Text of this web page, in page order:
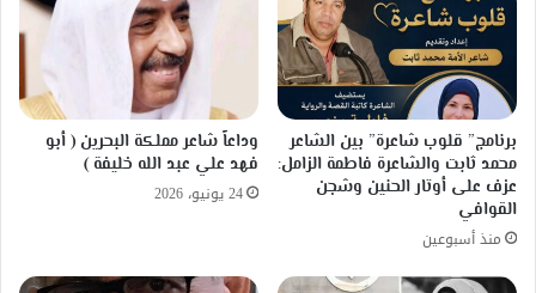
برنامج” قلوب شاعرة” بين الشاعر
محمد ثابت والشاعرة فاطمة الزامل:
عزف على أوتار الحنين وشجن
القوافي
منذ أسبوعين
وداعاً شاعر مملكة البحرين ( أبو
فهد علي عبد الله خليفة )
24 يونيو، 2026